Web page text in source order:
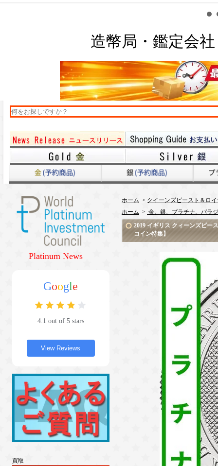
造幣局・鑑定会
Platinum News
Google
4.1 out of 5 stars
View Reviews
買取
ホーム > クイーンズビースト＆ロ
ホーム > 金、銀、プラチナ、パラ
2019 イギリス クィーンズビー
コイン特集】